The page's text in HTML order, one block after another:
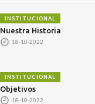
INSTITUCIONAL
Nuestra Historia
18-10-2022
INSTITUCIONAL
Objetivos
18-10-2022